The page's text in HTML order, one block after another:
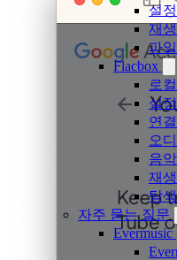
설정
재
파일
Flacbox
로
설정
연
오
음
재
탐색
자주 묻는 질문
Evermusic